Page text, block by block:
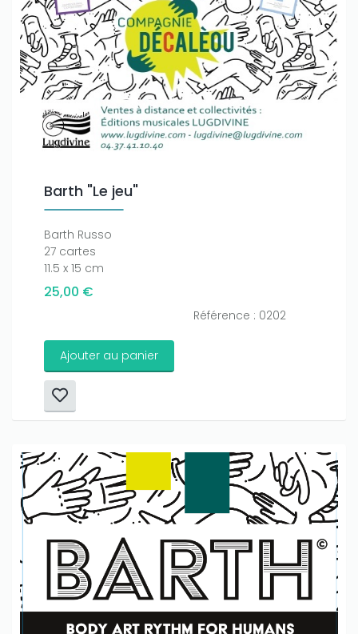
Barth "Le jeu"
Barth Russo
27 cartes
11.5 x 15 cm
25,00 €
Référence : 0202
Ajouter au panier